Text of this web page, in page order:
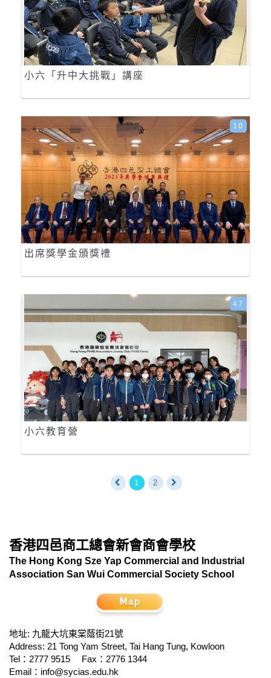
小六「升中大挑戰」講座
出席獎學金頒獎禮
10
小六教育營
47
1 2
香港四邑商工總會新會商會學校
The Hong Kong Sze Yap Commercial and Industrial
Association San Wui Commercial Society School
地址: 九龍大坑東棠蔭街21號
Address: 21 Tong Yam Street, Tai Hang Tung, Kowloon
Tel：2777 9515
Fax：2776 1344
Email： info@sycias.edu.hk